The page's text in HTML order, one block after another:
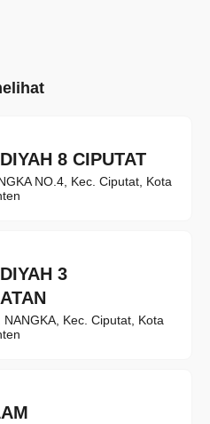
8 CIPUTAT
NO.4, Kec. Ciputat, Kota
3
Kec. Ciputat, Kota